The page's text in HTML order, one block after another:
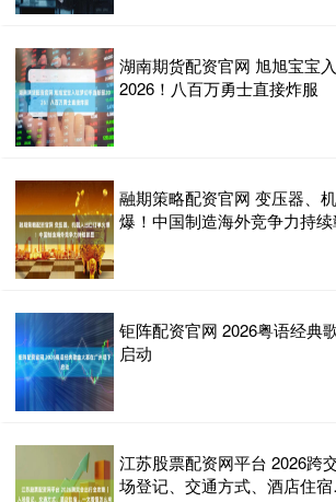
湖南期货配资官网 旭旭宝宝
2026！八百万勇士直接炸服
融期策略配资官网 变压器、
爆！中国制造海外竞争力持续
钜阵配资官网 2026粤语经典
启动
江苏股票配资网平台 2026跨
场登记、交通方式、酒店住